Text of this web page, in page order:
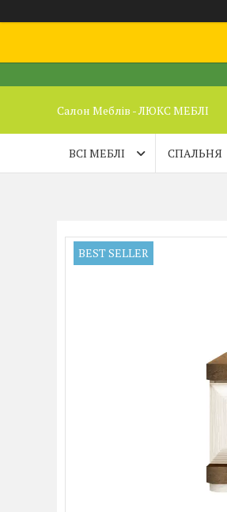
Салон Меблів - ЛЮКС МЕБЛІ
ВСІ МЕБЛІ СПАЛЬНЯ
BEST SELLER